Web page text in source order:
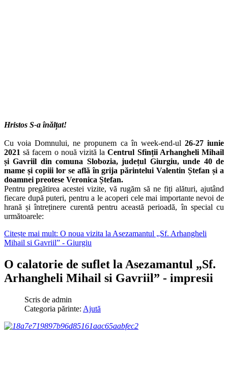
Hristos S-a înălțat!
Cu voia Domnului, ne propunem ca în week-end-ul 26-27 iunie
2021 să facem o nouă vizită laCentrul Sfinții Arhangheli Mihail
și Gavriil din comuna Slobozia, județul Giurgiu, unde 40 de
mame și copiii lor se află în grija părintelui Valentin Ștefan și a
doamnei preotese Veronica Ștefan.
Pentru pregătirea acestei vizite, vă rugăm să ne fiți alături, ajutând
fiecare după puteri, pentru a le acoperi cele mai importante nevoi de
hrană și întreținere curentă pentru această perioadă, în special cu
următoarele:
Citește mai mult: O noua vizita la Asezamantul „Sf. Arhangheli
Mihail si Gavriil” - Giurgiu
O calatorie de suflet la Asezamantul „Sf.
Arhangheli Mihail si Gavriil” - impresii
Scris de admin
Categoria părinte: Ajută